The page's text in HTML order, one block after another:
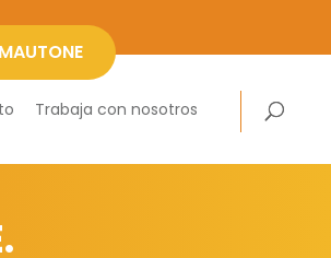
Trabaja con nosotros